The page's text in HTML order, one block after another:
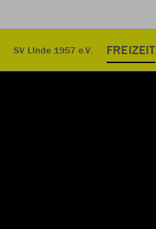
SV LInde 1957 e.V. FREIZEIT